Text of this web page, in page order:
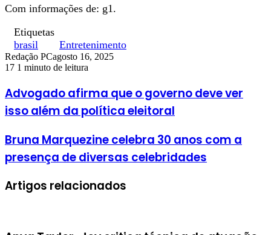
Com informações de: g1.
Etiquetas
brasil
Entretenimento
Redação PCagosto 16, 2025
17 1 minuto de leitura
Advogado afirma que o governo deve ver
isso além da política eleitoral
Bruna Marquezine celebra 30 anos com a
presença de diversas celebridades
Artigos relacionados